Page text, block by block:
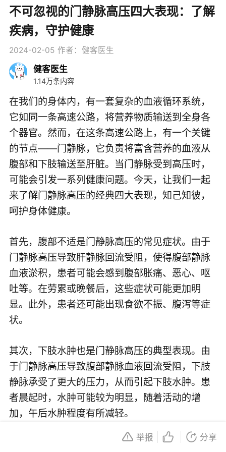
不可忽视的门静脉高压四大表现：了解
疾病，守护健康
2024-02-05 作者：健客医生
健客医生
1.14万条内容
在我们的身体内，有一套复杂的血液循环系统，
它如同一条高速公路，将营养物质输送到全身各
个器官。然而，在这条高速公路上，有一个关键
的节点——门静脉，它负责将富含营养的血液从
腹部和下肢输送至肝脏。当门静脉受到高压时，
可能会引发一系列健康问题。今天，让我们一起
来了解门静脉高压的经典四大表现，知己知彼，
呵护身体健康。
首先，腹部不适是门静脉高压的常见症状。由于
门静脉高压导致肝静脉回流受阻，使得腹部静脉
血液淤积，患者可能会感到腹部胀痛、恶心、呕
吐等。在劳累或晚餐后，这些症状可能更加明
显。此外，患者还可能出现食欲不振、腹泻等症
状。
其次，下肢水肿也是门静脉高压的典型表现。由
于门静脉高压导致腹部静脉血液回流受阻，下肢
静脉承受了更大的压力，从而引起下肢水肿。患
者晨起时，水肿可能较为明显，随着活动的增
加，午后水肿程度有所减轻。
第三，胸腹壁静脉曲张。门静脉高压使得腹部和
举报 分享